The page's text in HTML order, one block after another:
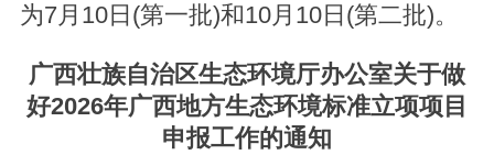
为7月10日(第一批)和10月10日(第二批)。
广西壮族自治区生态环境厅办公室关于做
好2026年广西地方生态环境标准立项项目
申报工作的通知